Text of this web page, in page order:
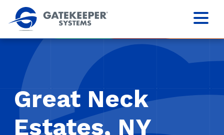
Great Neck
Estates, NY